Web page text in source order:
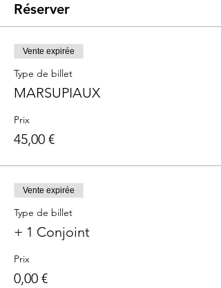
Réserver
Vente expirée
Type de billet
MARSUPIAUX
Prix
45,00 €
Vente expirée
Type de billet
+ 1 Conjoint
Prix
0,00 €